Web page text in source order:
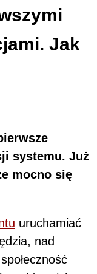
Jak
systemu. Już
mocno się
uruchamiać
nad